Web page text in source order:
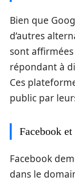
Bien que
d’autres
sont
répondant à
Ces
public par
Facebook
Facebook
dans le